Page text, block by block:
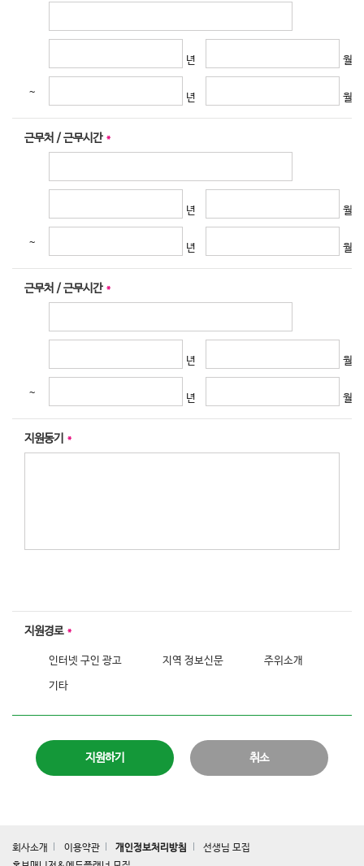
근무처 / 근무시간 *
근무처 / 근무시간 *
지원동기 *
지원경로 *
인터넷 구인 광고 지역 정보신문 주위소개
기타
취소
회사소개 이용약관 개인정보처리방침
선생님 모집